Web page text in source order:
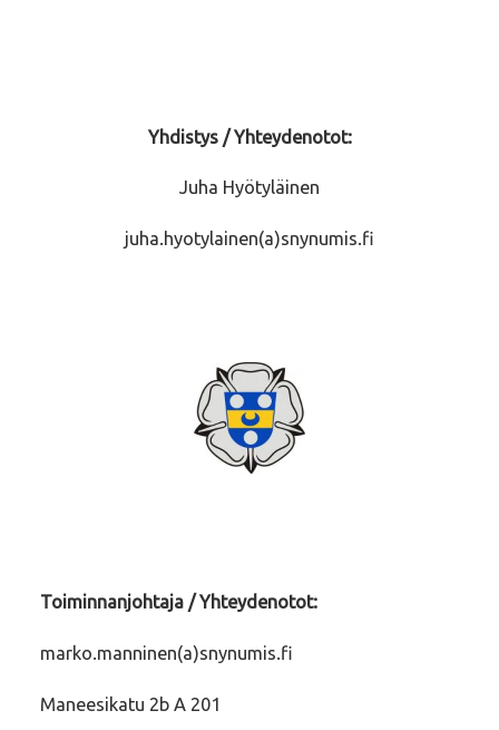
Yhdistys / Yhteydenotot:
Juha Hyötyläinen
juha.hyotylainen(a)snynumis.fi
Toiminnanjohtaja / Yhteydenotot:
marko.manninen(a)snynumis.fi
Maneesikatu 2b A 201